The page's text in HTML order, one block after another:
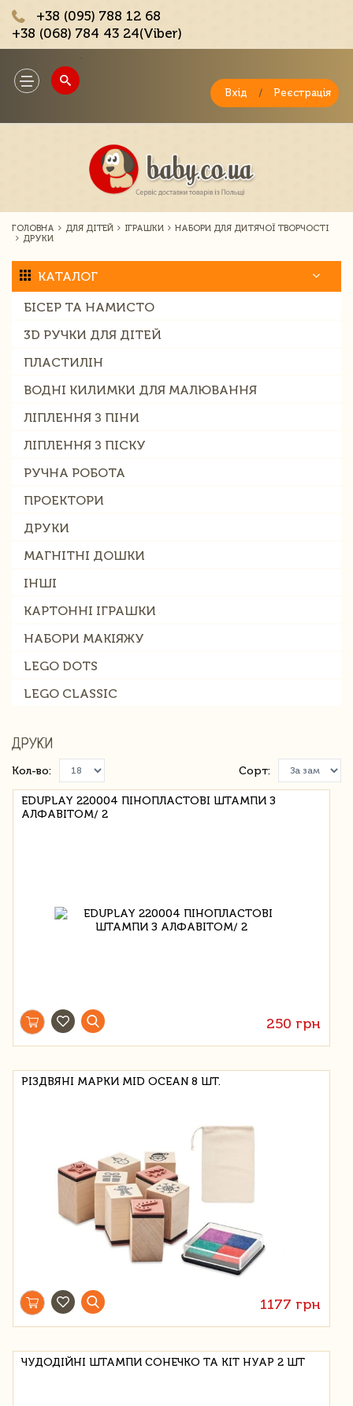
+38 (095) 788 12 68
+38 (068) 784 43 24(Viber)
Toggle
navigation
Вхід / Реєстрація
ГОЛОВНА ДЛЯ ДІТЕЙ ІГРАШКИ
НАБОРИ ДЛЯ ДИТЯЧОЇ ТВОРЧОСТІ
ДРУКИ
КАТАЛОГ
БІСЕР ТА НАМИСТО
3D РУЧКИ ДЛЯ ДІТЕЙ
ПЛАСТИЛІН
ВОДНІ КИЛИМКИ ДЛЯ МАЛЮВАННЯ
ЛІПЛЕННЯ З ПІНИ
ЛІПЛЕННЯ З ПІСКУ
РУЧНА РОБОТА
ПРОЕКТОРИ
ДРУКИ
МАГНІТНІ ДОШКИ
ІНШІ
КАРТОННІ ІГРАШКИ
НАБОРИ МАКІЯЖУ
LEGO DOTS
LEGO CLASSIC
ДРУКИ
Кол-во: Сорт:
EDUPLAY 220004 ПІНОПЛАСТОВІ ШТАМПИ З
АЛФАВІТОМ/ 2
250 грн
РІЗДВЯНІ МАРКИ MID OCEAN 8 ШТ.
1177 грн
ЧУДОДІЙНІ ШТАМПИ СОНЕЧКО ТА КІТ НУАР 2 ШТ